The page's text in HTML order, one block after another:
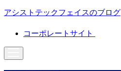
アシストテックフェイスのブログ
コーポレートサイト